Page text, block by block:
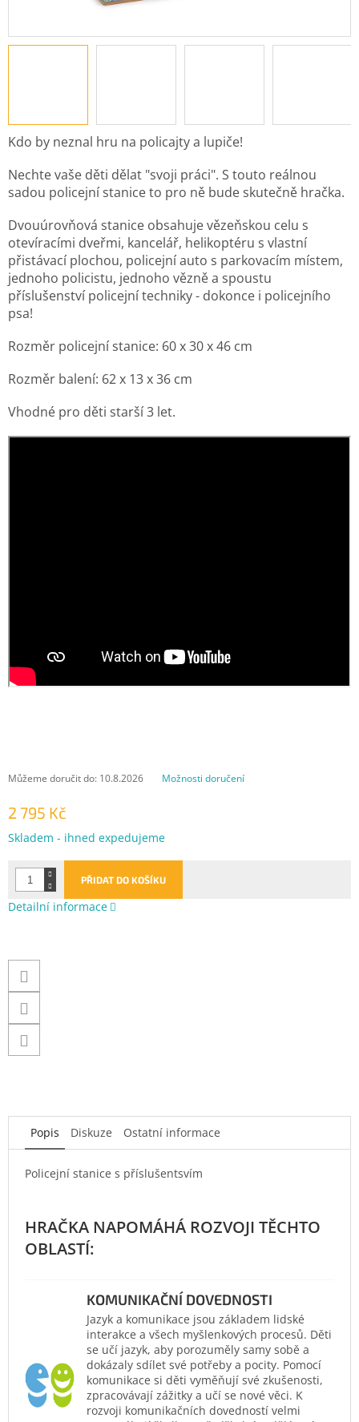
2 795 Kč
Měrná
Skladem - ihned expedujeme
Můžeme doručit do: 10.8.2026 Možnosti doručení
PŘIDAT DO KOŠÍKU
Kdo by neznal hru na policajty a lupiče!
Nechte vaše děti dělat "svoji práci". S touto reálnou
sadou policejní stanice to pro ně bude skutečně hračka.
Dvouúrovňová stanice obsahuje vězeňskou celu s
otevíracími dveřmi, kancelář, helikoptéru s vlastní
přistávací plochou, policejní auto s parkovacím místem,
jednoho policistu, jednoho vězně a spoustu
příslušenství policejní techniky - dokonce i policejního
psa!
Rozměr policejní stanice: 60 x 30 x 46 cm
Rozměr balení: 62 x 13 x 36 cm
Vhodné pro děti starší 3 let.
Detailní informace
Popis Diskuze Ostatní informace
Policejní stanice s příslušentsvím
KOMUNIKAČNÍ DOVEDNOSTI
Jazyk a komunikace jsou základem lidské
interakce a všech myšlenkových procesů. Děti
se učí jazyk, aby porozuměly samy sobě a
dokázaly sdílet své potřeby a pocity. Pomocí
komunikace si děti vyměňují své zkušenosti,
zpracovávají zážitky a učí se nové věci. K
rozvoji komunikačních dovedností velmi